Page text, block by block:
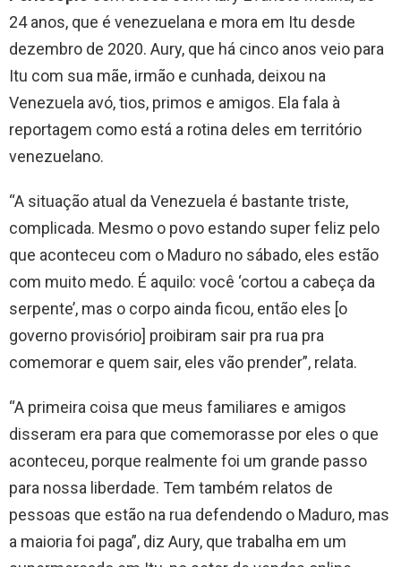
24 anos, que é venezuelana e mora em Itu desde
dezembro de 2020. Aury, que há cinco anos veio para
Itu com sua mãe, irmão e cunhada, deixou na
Venezuela avó, tios, primos e amigos. Ela fala à
reportagem como está a rotina deles em território
venezuelano.
“A situação atual da Venezuela é bastante triste,
complicada. Mesmo o povo estando super feliz pelo
que aconteceu com o Maduro no sábado, eles estão
com muito medo. É aquilo: você ‘cortou a cabeça da
serpente’, mas o corpo ainda ficou, então eles [o
governo provisório] proibiram sair pra rua pra
comemorar e quem sair, eles vão prender”, relata.
“A primeira coisa que meus familiares e amigos
disseram era para que comemorasse por eles o que
aconteceu, porque realmente foi um grande passo
para nossa liberdade. Tem também relatos de
pessoas que estão na rua defendendo o Maduro, mas
a maioria foi paga”, diz Aury, que trabalha em um